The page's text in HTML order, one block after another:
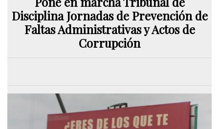
Disciplina Jornadas de Prevención de
Faltas Administrativas y Actos de
Corrupción